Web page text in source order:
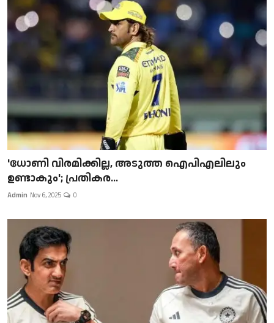
'ധോണി വിരമിക്കില്ല, അടുത്ത ഐപിഎലിലും
ഉണ്ടാകും'; പ്രതികര...
Admin Nov 6, 2025 0